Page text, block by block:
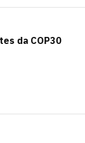
da COP30